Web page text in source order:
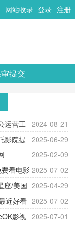
网站收录 登录 注册
提交
2024-08-21
运营工
2025-06-29
影院提
高清电影、电视
节目免费观看。平
更新快速，支持在线
影迷需求，提供无
畅的观影体验。
2025-02-09
动漫综合
2025-07-02
看电影
航网-免费看电影就
免费看电影网站！
2025-04-29
座/美国
2025-07-02
近好看
影网站-41影视为您
2025-07-01
影视